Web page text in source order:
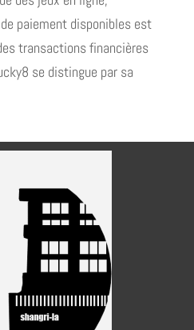
paiement disponibles est
transactions financières
se distingue par sa